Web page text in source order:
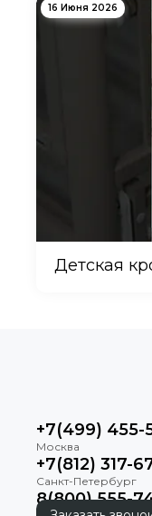
16 Июня 2026
Детская
+7(499) 455-
+7(812) 317-
8(800) 555-